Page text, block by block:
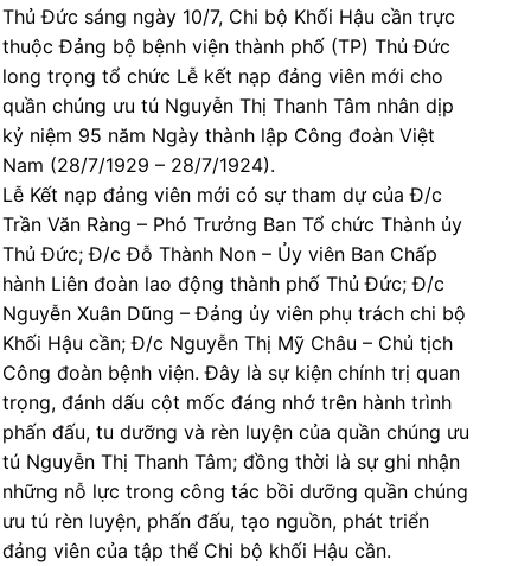
Thủ Đức sáng ngày 10/7, Chi bộ Khối Hậu cần trực
thuộc Đảng bộ bệnh viện thành phố (TP) Thủ Đức
long trọng tổ chức Lễ kết nạp đảng viên mới cho
quần chúng ưu tú Nguyễn Thị Thanh Tâm nhân dịp
kỷ niệm 95 năm Ngày thành lập Công đoàn Việt
Nam (28/7/1929 – 28/7/1924).
Lễ Kết nạp đảng viên mới có sự tham dự của Đ/c
Trần Văn Ràng – Phó Trưởng Ban Tổ chức Thành ủy
Thủ Đức; Đ/c Đỗ Thành Non – Ủy viên Ban Chấp
hành Liên đoàn lao động thành phố Thủ Đức; Đ/c
Nguyễn Xuân Dũng – Đảng ủy viên phụ trách chi bộ
Khối Hậu cần; Đ/c Nguyễn Thị Mỹ Châu – Chủ tịch
Công đoàn bệnh viện. Đây là sự kiện chính trị quan
trọng, đánh dấu cột mốc đáng nhớ trên hành trình
phấn đấu, tu dưỡng và rèn luyện của quần chúng ưu
tú Nguyễn Thị Thanh Tâm; đồng thời là sự ghi nhận
những nỗ lực trong công tác bồi dưỡng quần chúng
ưu tú rèn luyện, phấn đấu, tạo nguồn, phát triển
đảng viên của tập thể Chi bộ khối Hậu cần.